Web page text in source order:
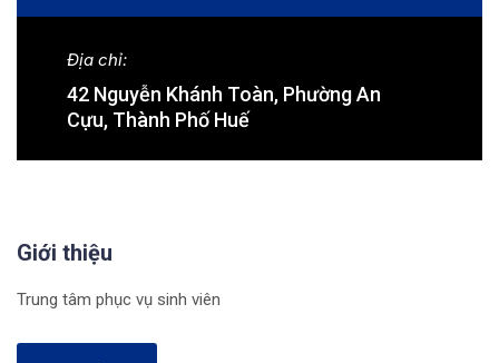
Địa chỉ:
42 Nguyễn Khánh Toàn, Phường An
Cựu, Thành Phố Huế
Giới thiệu
Trung tâm phục vụ sinh viên